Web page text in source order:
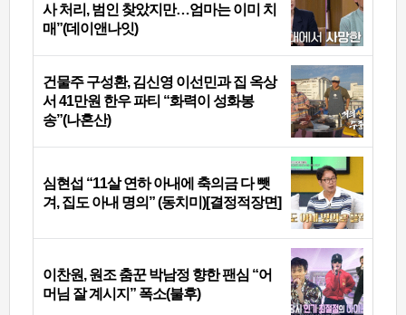
사 처리, 범인 찾았지만…엄마는 이미 치
매”(데이앤나잇)
건물주 구성환, 김신영 이선민과 집 옥상
서 41만원 한우 파티 “화력이 성화봉
송”(나혼산)
심현섭 “11살 연하 아내에 축의금 다 뺏
겨, 집도 아내 명의” (동치미)[결정적장면]
이찬원, 원조 춤꾼 박남정 향한 팬심 “어
머님 잘 계시지” 폭소(불후)